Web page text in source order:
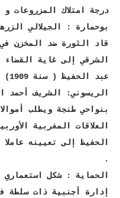
درجة امتلاك المزروعات
بوحمارة : الجيلالي
قاد الثورة ضد المخزن
الشرقي إلى غاية
عبد الحفيظ ( سنة 1909)
الريسوني: الشريف أحمد
بنواحي طنجة ويطلب
العلاقات المغربية
الحفيظ إلى تعيينه
.
الحماية : شكل استعماري
إدارة أجنبية ذات سلطة